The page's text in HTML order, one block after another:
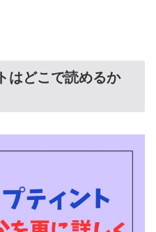
はどこで読めるか